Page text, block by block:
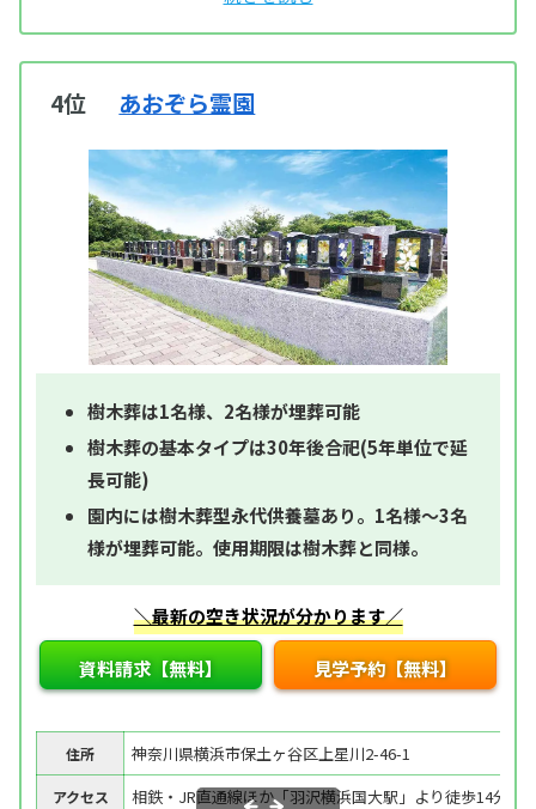
4位 あおぞら霊園
樹木葬は1名様、2名様が埋葬可能
樹木葬の基本タイプは30年後合祀(5年単位で延
長可能)
園内には樹木葬型永代供養墓あり。1名様～3名
様が埋葬可能。使用期限は樹木葬と同様。
＼最新の空き状況が分かります／
資料請求【無料】 見学予約【無料】
住所 神奈川県横浜市保土ヶ谷区上星川2-46-1
アクセス 相鉄・JR直通線ほか「羽沢横浜国大駅」より徒歩14分